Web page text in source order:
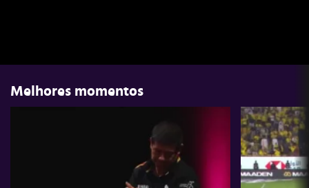
Melhores momentos